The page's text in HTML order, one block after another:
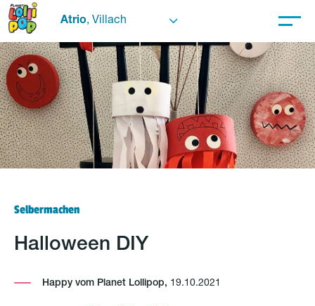
Atrio, Villach
Selbermachen
Halloween DIY
Happy vom Planet Lollipop, 19.10.2021